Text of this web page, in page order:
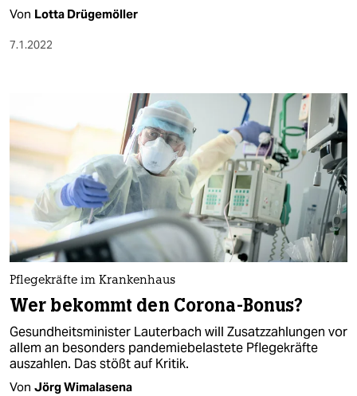
Von Lotta Drügemöller
7.1.2022
Pflegekräfte im Krankenhaus
Wer bekommt den Corona-Bonus?
Gesundheitsminister Lauterbach will Zusatzzahlungen vor
allem an besonders pandemiebelastete Pflegekräfte
auszahlen. Das stößt auf Kritik.
Von Jörg Wimalasena